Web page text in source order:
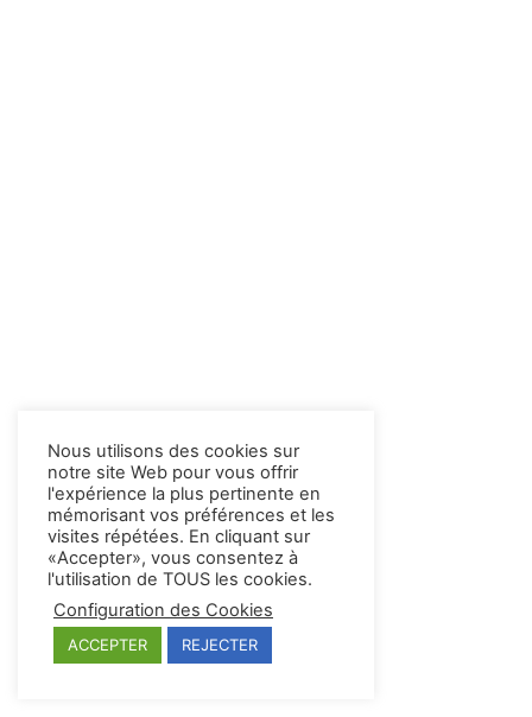
Nous utilisons des cookies sur
notre site Web pour vous offrir
l'expérience la plus pertinente en
mémorisant vos préférences et les
visites répétées. En cliquant sur
«Accepter», vous consentez à
l'utilisation de TOUS les cookies.
Configuration des Cookies
ACCEPTER REJECTER